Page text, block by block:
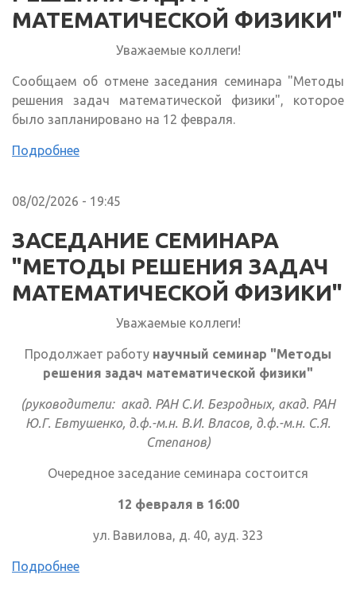
МАТЕМАТИЧЕСКОЙ ФИЗИКИ"
Уважаемые коллеги!
Сообщаем об отмене заседания семинара "Методы
решения задач математической физики", которое
было запланировано на 12 февраля.
Подробнее
08/02/2026 - 19:45
ЗАСЕДАНИЕ СЕМИНАРА
"МЕТОДЫ РЕШЕНИЯ ЗАДАЧ
МАТЕМАТИЧЕСКОЙ ФИЗИКИ"
Уважаемые коллеги!
Продолжает работу научный семинар "Методы
решения задач математической физики"
(руководители: акад. РАН С.И. Безродных, акад. РАН
Ю.Г. Евтушенко, д.ф.-м.н. В.И. Власов, д.ф.-м.н. С.Я.
Степанов)
Очередное заседание семинара состоится
12 февраля в 16:00
ул. Вавилова, д. 40, ауд. 323
Подробнее